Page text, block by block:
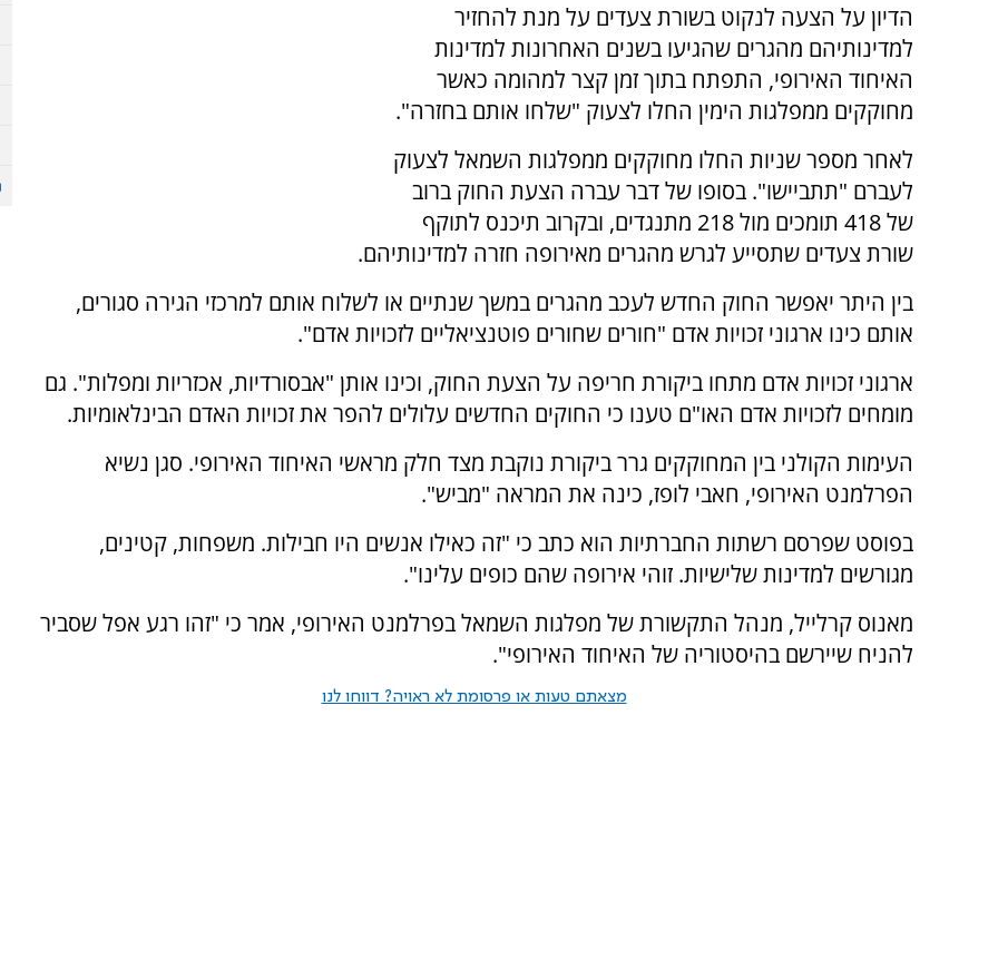
הדיון על הצעה לנקוט בשורת צעדים על מנת להחזיר
למדינותיהם מהגרים שהגיעו בשנים האחרונות למדינות
האיחוד האירופי, התפתח בתוך זמן קצר למהומה כאשר
מחוקקים ממפלגות הימין החלו לצעוק "שלחו אותם בחזרה".
לאחר מספר שניות החלו מחוקקים ממפלגות השמאל לצעוק
לעברם "תתביישו". בסופו של דבר עברה הצעת החוק ברוב
של 418 תומכים מול 218 מתנגדים, ובקרוב תיכנס לתוקף
שורת צעדים שתסייע לגרש מהגרים מאירופה חזרה למדינותיהם.
בין היתר יאפשר החוק החדש לעכב מהגרים במשך שנתיים או לשלוח אותם למרכזי הגירה סגורים,
אותם כינו ארגוני זכויות אדם "חורים שחורים פוטנציאליים לזכויות אדם".
ארגוני זכויות אדם מתחו ביקורת חריפה על הצעת החוק, וכינו אותן "אבסורדיות, אכזריות ומפלות". גם
מומחים לזכויות אדם האו"ם טענו כי החוקים החדשים עלולים להפר את זכויות האדם הבינלאומיות.
העימות הקולני בין המחוקקים גרר ביקורת נוקבת מצד חלק מראשי האיחוד האירופי. סגן נשיא
הפרלמנט האירופי, חאבי לופז, כינה את המראה "מביש".
בפוסט שפרסם רשתות החברתיות הוא כתב כי "זה כאילו אנשים היו חבילות. משפחות, קטינים,
מגורשים למדינות שלישיות. זוהי אירופה שהם כופים עלינו".
מאנוס קרלייל, מנהל התקשורת של מפלגות השמאל בפרלמנט האירופי, אמר כי "זהו רגע אפל שסביר
להניח שיירשם בהיסטוריה של האיחוד האירופי".
מצאתם טעות או פרסומת לא ראויה? דווחו לנו